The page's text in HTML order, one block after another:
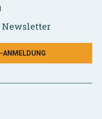
Newsletter
ANMELDUNG